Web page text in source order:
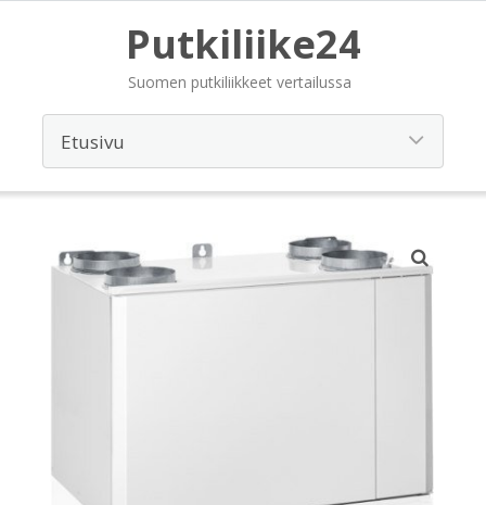
Putkiliike24
Suomen putkiliikkeet vertailussa